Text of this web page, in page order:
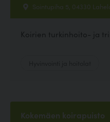
Sointupiha 5, 04330
Koirien turkinhoito- ja
Kokemäen koirapuisto